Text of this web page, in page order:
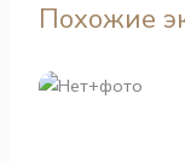
Похожие